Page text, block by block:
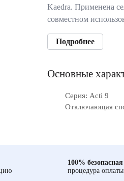
Kaedra. Применена
совместном
Подробнее
Основные
Серия: Acti 9
Отключающая
100% безопасная
процедура оплаты